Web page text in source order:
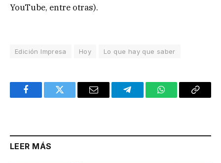
YouTube, entre otras).
Edición Impresa Hoy Lo que hay que saber
FacebookTwitter Email TelegramWhatsAppCopy
LEER MÁS